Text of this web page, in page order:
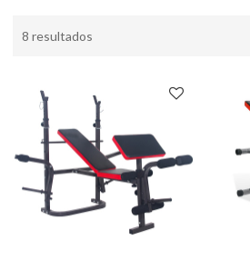
8 resultados